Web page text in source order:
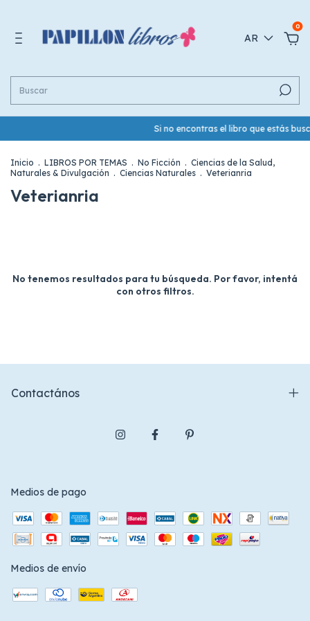
AR
0
Si no encontras el libro que estás
Inicio . LIBROS POR TEMAS . No Ficción . Ciencias de la Salud,
Naturales & Divulgación . Ciencias Naturales . Veterianria
Veterianria
No tenemos resultados para tu búsqueda. Por favor, intentá
con otros filtros.
Contactános
Medios de pago
Medios de envío